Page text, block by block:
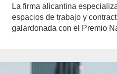
La firma alicantina
espacios de trabajo y
galardonada con el Premio